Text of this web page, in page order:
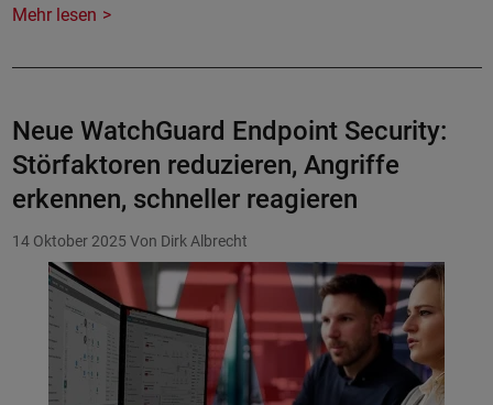
Mehr lesen
Neue WatchGuard Endpoint Security:
Störfaktoren reduzieren, Angriffe
erkennen, schneller reagieren
14 Oktober 2025 Von Dirk Albrecht